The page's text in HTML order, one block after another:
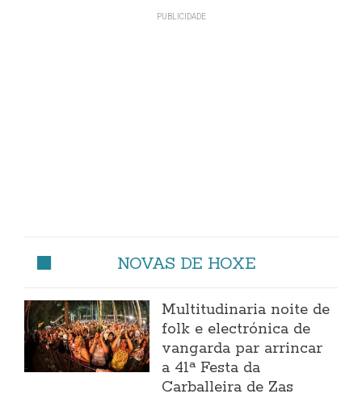
NOVAS DE HOXE
Multitudinaria noite de
folk e electrónica de
vangarda par arrincar
a 41ª Festa da
Carballeira de Zas